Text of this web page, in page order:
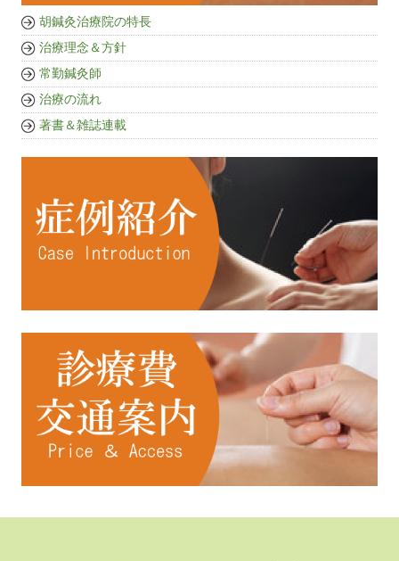
胡鍼灸治療院の特長
治療理念＆方針
常勤鍼灸師
治療の流れ
著書＆雑誌連載